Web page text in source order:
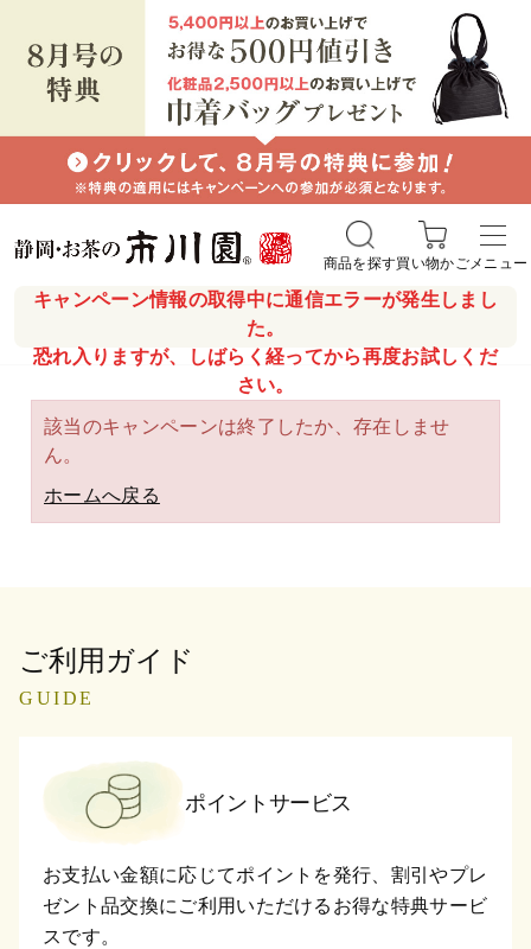
キャンペーン情報の取得中に通信エラーが発生しまし
た。
恐れ入りますが、しばらく経ってから再度お試しくだ
さい。
商品を探す買い物かごメニュー
該当のキャンペーンは終了したか、存在しませ
ん。
ホームへ戻る
ご利用ガイド
GUIDE
ポイントサービス
お支払い金額に応じてポイントを発行、割引やプレ
ゼント品交換にご利用いただけるお得な特典サービ
スです。